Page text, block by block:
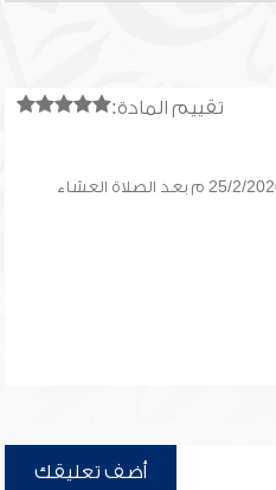
تقييم المادة:
ملحوظة : الثلاثاء 1/7/1441هـ،25/2/2020 م بعد الصلاة العشاء
أضف تعليقك